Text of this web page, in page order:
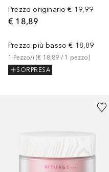
Prezzo originario € 19,99
€ 18,89
Prezzo più basso € 18,89
1 Pezzo/i (€ 18,89 / 1 pezzo)
SORPRESA